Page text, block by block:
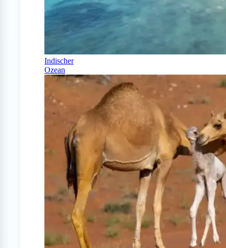
Indischer
Ozean